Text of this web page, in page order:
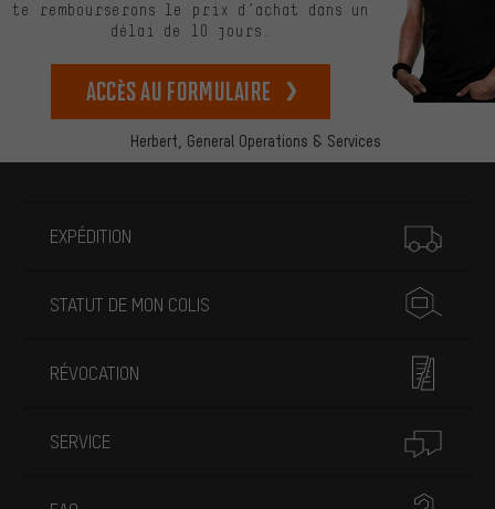
Herbert, General Operations & Services
te rembourserons le prix d’achat dans un
délai de 10 jours.
Accès au formulaire
EXPÉDITION
STATUT DE MON COLIS
RÉVOCATION
SERVICE